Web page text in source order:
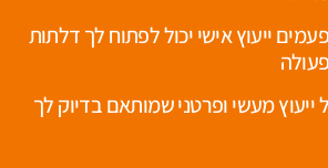
ייעוץ אישי יכול לפתוח לך דלתות
מעשי ופרטני שמותאם בדיוק לך